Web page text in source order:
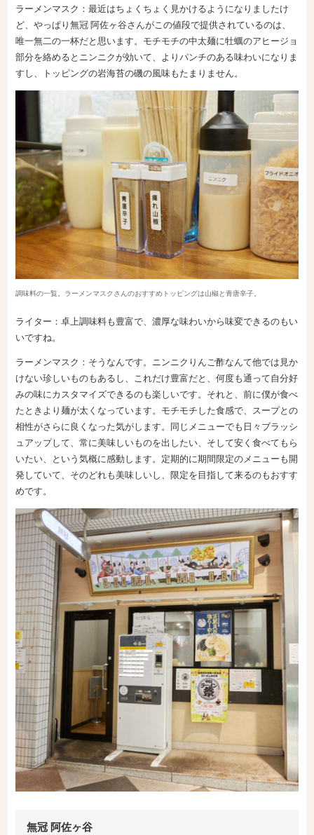
ラーメンマスク：最近はちょくちょく見かけるようになりましたけ
ど、やっぱり無冠 阿佐ヶ谷さんがこの値段で提供されているのは、
唯一無二の一杯だと思います。モチモチの中太麺に牡蠣のアヒージョ
部分を絡めるとニンニクが効いて、よりパンチのある味わいになりま
すし、トッピングの岩海苔の磯の風味もたまりません。
調味料の一覧。ラーメンマスクさんのおすすめトッピングは山椒と青唐辛子。
ライター：卓上調味料も豊富で、濃厚な味わいから味変できるのもい
いですね。
ラーメンマスク：そうなんです。ニンニクりんご酢なんて他では見か
けない珍しいものもあるし、これだけ豊富だと、何度も通って自分好
みの味にカスタマイズできるのも楽しいです。それと、前に僕が食べ
たときより麺が太くなっています。モチモチした食感で、スープとの
相性がさらに良くなった気がします。同じメニューでも日々ブラッシ
ュアップして、常に美味しいものを出したい、そして安く食べてもら
いたい、という気概に感動します。定期的に期間限定のメニューも開
発していて、そのどれも美味しいし、限定を目指して来るのもおすす
めです。
無冠 阿佐ヶ谷